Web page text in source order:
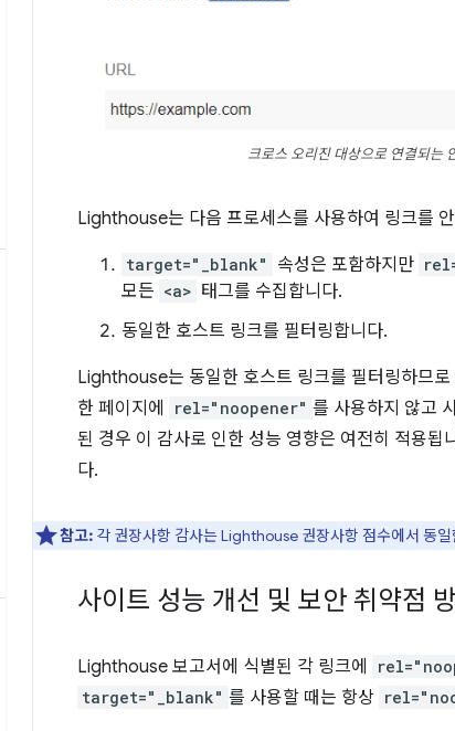
크로스 오리진 대상으로 연결되는
Lighthouse는 다음 프로세스를 사용하여 링크를
target="_blank" 속성은 포함하지만
모든 <a> 태그를 수집합니다.
동일한 호스트 링크를 필터링합니다.
Lighthouse는 동일한 호스트 링크를 필터링하므
한 페이지에
rel="noopener" 를 사용하지 않고
된 경우 이 감사로 인한 성능 영향은 여전히 적용
다.
참고: 각 권장사항 감사는 Lighthouse 권장사항 점수에서 동
사이트 성능 개선 및 보안 취약점
Lighthouse 보고서에 식별된 각 링크에
target="_blank" 를 사용할 때는 항상